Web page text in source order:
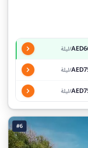
/ليلة
/ليلة
/ليلة
#6